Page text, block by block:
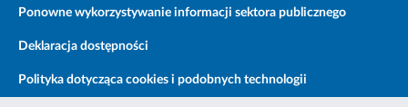
Ponowne wykorzystywanie informacji sektora publicznego
Deklaracja dostępności
Polityka dotycząca cookies i podobnych technologii